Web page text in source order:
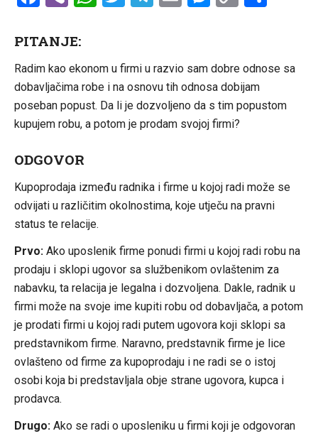
PITANJE:
Radim kao ekonom u firmi u razvio sam dobre odnose sa
dobavljačima robe i na osnovu tih odnosa dobijam
poseban popust. Da li je dozvoljeno da s tim popustom
kupujem robu, a potom je prodam svojoj firmi?
ODGOVOR
Kupoprodaja između radnika i firme u kojoj radi može se
odvijati u različitim okolnostima, koje utječu na pravni
status te relacije.
Prvo:Ako uposlenik firme ponudi firmi u kojoj radi robu na
prodaju i sklopi ugovor sa službenikom ovlaštenim za
nabavku, ta relacija je legalna i dozvoljena. Dakle, radnik u
firmi može na svoje ime kupiti robu od dobavljača, a potom
je prodati firmi u kojoj radi putem ugovora koji sklopi sa
predstavnikom firme. Naravno, predstavnik firme je lice
ovlašteno od firme za kupoprodaju i ne radi se o istoj
osobi koja bi predstavljala obje strane ugovora, kupca i
prodavca.
Drugo:Ako se radi o uposleniku u firmi koji je odgovoran